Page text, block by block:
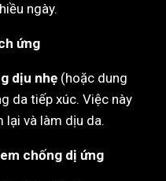
ngày.
ứng
dịu nhẹ (hoặc dung
da tiếp xúc. Việc này
lại và làm dịu da.
chống dị ứng